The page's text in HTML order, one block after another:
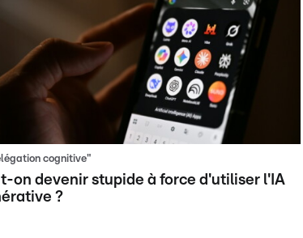
cognitive"
on devenir stupide à force d'utiliser l'IA
?